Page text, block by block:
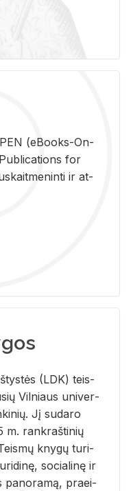
(eBo­oks-On-
for
ir at­
(LDK) teis­
Vil­niaus uni­ver­
Jį su­da­ro
m. rank­raš­ti­nių
kny­gų tu­ri­
so­cia­li­nę ir
pa­no­ra­mą, pra­ei­